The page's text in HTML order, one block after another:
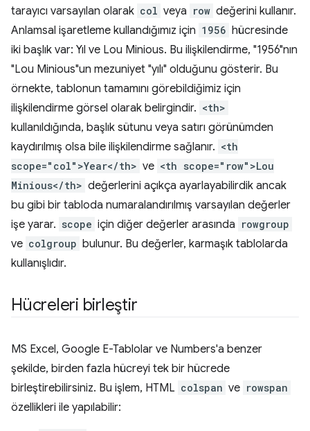
tarayıcı varsayılan olarak col veya row değerini kullanır.
Anlamsal işaretleme kullandığımız için 1956 hücresinde
iki başlık var: Yıl ve Lou Minious. Bu ilişkilendirme, "1956"nın
"Lou Minious"un mezuniyet "yılı" olduğunu gösterir. Bu
örnekte, tablonun tamamını görebildiğimiz için
ilişkilendirme görsel olarak belirgindir. <th>
kullanıldığında, başlık sütunu veya satırı görünümden
kaydırılmış olsa bile ilişkilendirme sağlanır. <th
scope="col">Year</th> ve <th scope="row">Lou
Minious</th> değerlerini açıkça ayarlayabilirdik ancak
bu gibi bir tabloda numaralandırılmış varsayılan değerler
işe yarar. scope için diğer değerler arasında rowgroup
ve colgroup bulunur. Bu değerler, karmaşık tablolarda
kullanışlıdır.
Hücreleri birleştir
MS Excel, Google E-Tablolar ve Numbers'a benzer
şekilde, birden fazla hücreyi tek bir hücrede
birleştirebilirsiniz. Bu işlem, HTML colspan ve rowspan
özellikleri ile yapılabilir: